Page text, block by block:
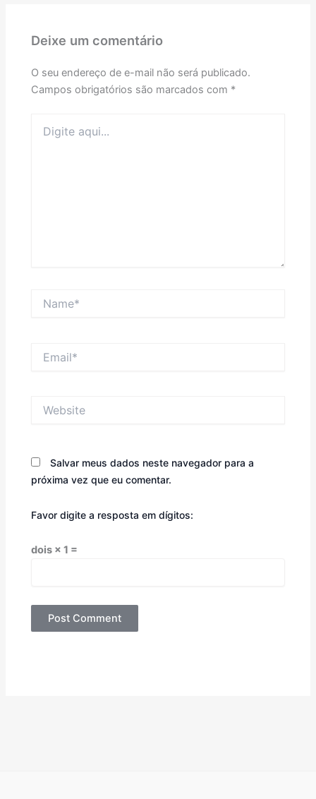
Deixe um comentário
O seu endereço de e-mail não será publicado.
Campos obrigatórios são marcados com *
aqui...
Salvar meus dados neste navegador para a
próxima vez que eu comentar.
Favor digite a resposta em dígitos:
dois × 1 =